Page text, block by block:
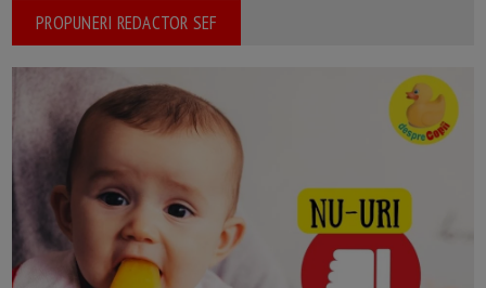
PROPUNERI REDACTOR SEF